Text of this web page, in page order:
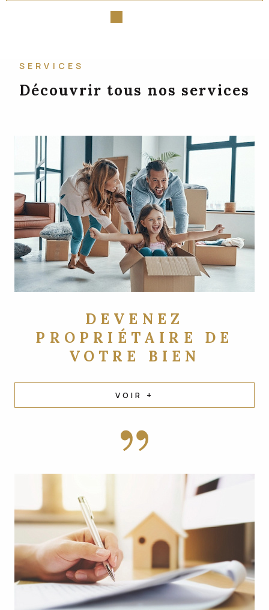
SERVICES
Découvrir tous nos services
DEVENEZ
PROPRIÉTAIRE DE
VOTRE BIEN
VOIR +